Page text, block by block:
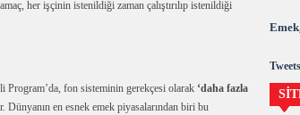
her işçinin istenildiği zaman çalıştırılıp istenildiği
Program’da, fon sisteminin gerekçesi olarak ‘daha fazla
en esnek emek piyasalarından biri bu